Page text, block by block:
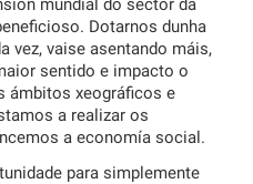
mundial do sector da
Dotarnos dunha
vez, vaise asentando máis,
sentido e impacto o
ámbitos xeográficos e
a realizar os
a economía social.
para simplemente